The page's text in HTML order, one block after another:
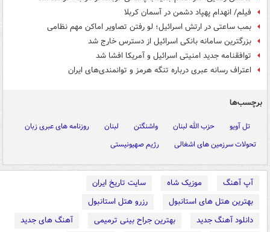
فیلم/ انهدام پهپاد دشمن در آسمان کربلا
بمب ساعتی در ارتش اسرائیل؛ لو رفتن تصاویر اماکن مهم نظامی
بزرگترین سامانه بانکی اسرائیل از دسترس خارج شد
توافقنامه جدید امنیتی اسرائیل و آمریکا افشا شد
اعتراف رسانه عبری درباره تنگه هرمز و توانمندی‌های ایران
برچسب‌ها
تل آویو حزب الله لبنان واشنگتن لبنان
روزنامه های عبری زبان
تحولات سرزمین های اشغالی
رژیم صهیونیستی
آپ آهنگ موزیک شاه
سایت تاریخ ایران
بهترین هتل های استانبول
رزرو هتل استانبول
دانلود آهنگ جدید
بهترین جراح بینی ترمیمی
آهنگ های جدید